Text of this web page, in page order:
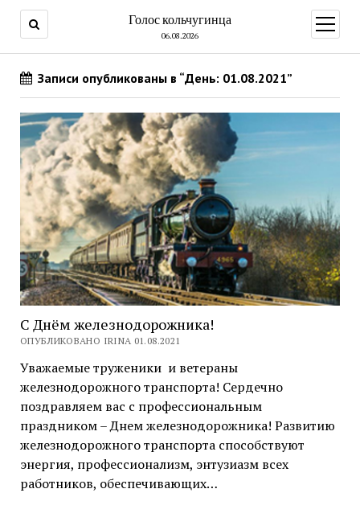
Голос кольчугинца
06.08.2026
меню
Записи опубликованы в “День: 01.08.2021”
С Днём железнодорожника!
ОПУБЛИКОВАНО IRINA 01.08.2021
Уважаемые труженики и ветераны
железнодорожного транспорта! Сердечно
поздравляем вас с профессиональным
праздником – Днем железнодорожника! Развитию
железнодорожного транспорта способствуют
энергия, профессионализм, энтузиазм всех
работников, обеспечивающих…